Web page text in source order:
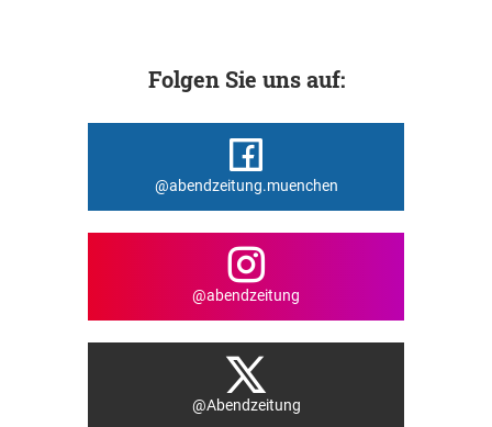
Folgen Sie uns auf:
@abendzeitung.muenchen
@abendzeitung
@Abendzeitung